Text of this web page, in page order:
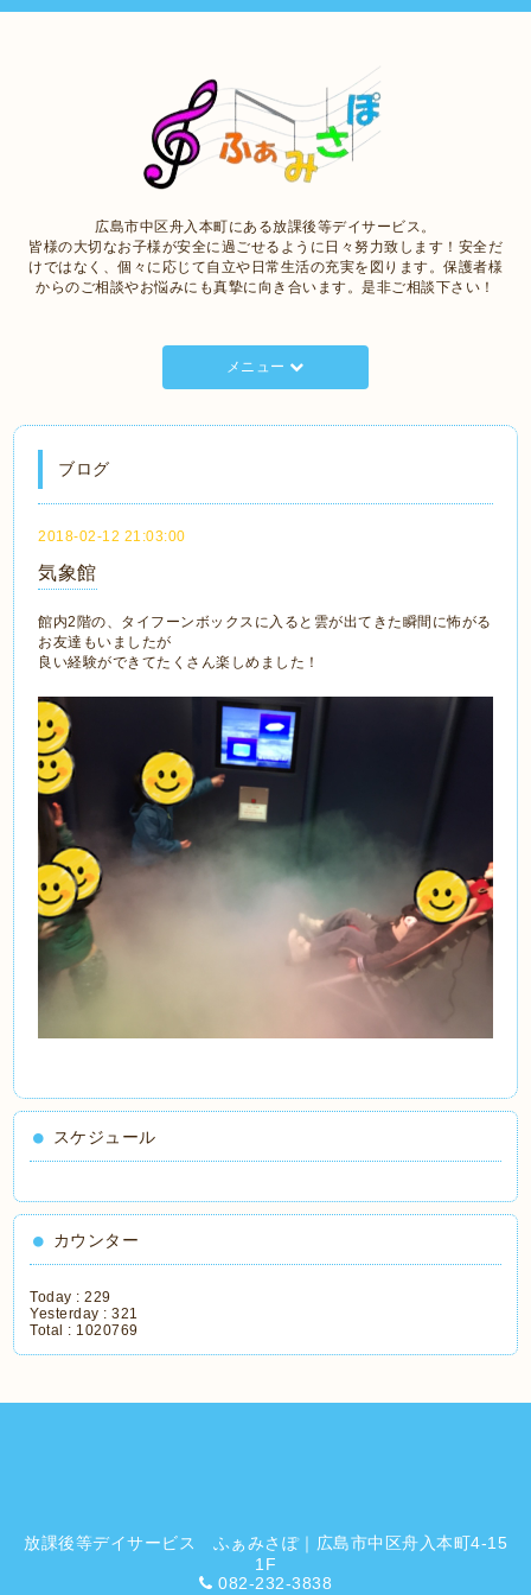
広島市中区舟入本町にある放課後等デイサービス。
皆様の大切なお子様が安全に過ごせるように日々努力致します！安全だ
けではなく、個々に応じて自立や日常生活の充実を図ります。保護者様
からのご相談やお悩みにも真摯に向き合います。是非ご相談下さい！
メニュー
ブログ
2018-02-12 21:03:00
気象館
館内2階の、タイフーンボックスに入ると雲が出てきた瞬間に怖がる
お友達もいましたが
良い経験ができてたくさん楽しめました！
スケジュール
カウンター
Today :229
Yesterday :321
Total : 1020769
放課後等デイサービス ふぁみさぽ｜広島市中区舟入本町4-15
1F
082-232-3838